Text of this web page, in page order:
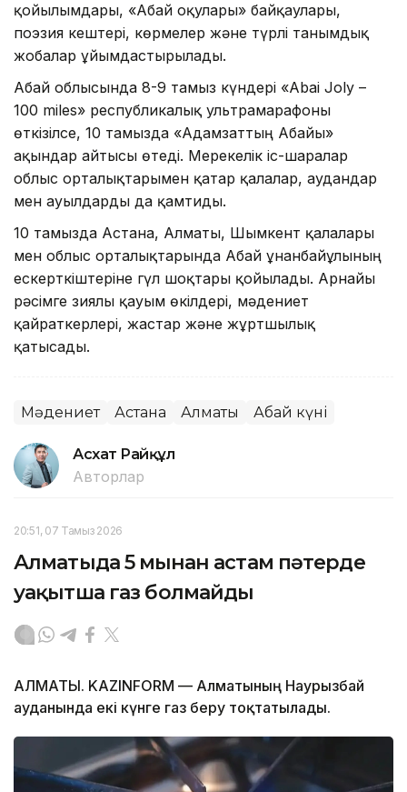
қойылымдары, «Абай оқулары» байқаулары,
поэзия кештері, көрмелер және түрлі танымдық
жобалар ұйымдастырылады.
Абай облысында 8-9 тамыз күндері «Abai Joly –
100 miles» республикалық ультрамарафоны
өткізілсе, 10 тамызда «Адамзаттың Абайы»
ақындар айтысы өтеді. Мерекелік іс-шаралар
облыс орталықтарымен қатар қалалар, аудандар
мен ауылдарды да қамтиды.
10 тамызда Астана, Алматы, Шымкент қалалары
мен облыс орталықтарында Абай Құнанбайұлының
ескерткіштеріне гүл шоқтары қойылады. Арнайы
рәсімге зиялы қауым өкілдері, мәдениет
қайраткерлері, жастар және жұртшылық
қатысады.
Мәдениет Астана Алматы Абай күні
Асхат Райқұл
Авторлар
20:51, 07 Тамыз 2026
Алматыда 5 мыңнан астам пәтерде
уақытша газ болмайды
АЛМАТЫ. KAZINFORM — Алматының Наурызбай
ауданында екі күнге газ беру тоқтатылады.